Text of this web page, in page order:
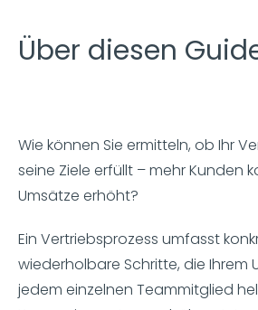
Über diesen
Wie können Sie ermitteln, ob Ihr
seine Ziele erfüllt – mehr Kunden
Umsätze erhöht?
Ein Vertriebsprozess umfasst
wiederholbare Schritte, die Ihrem
jedem einzelnen Teammitglied